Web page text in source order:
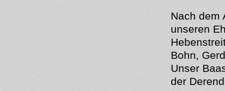
Nach dem
unseren
Bohn,
Unser
der